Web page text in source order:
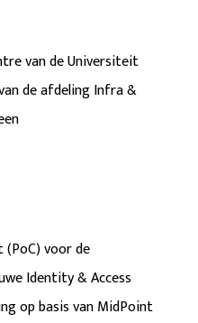
van de Universiteit
de afdeling Infra &
voor de
Identity & Access
op basis van MidPoint